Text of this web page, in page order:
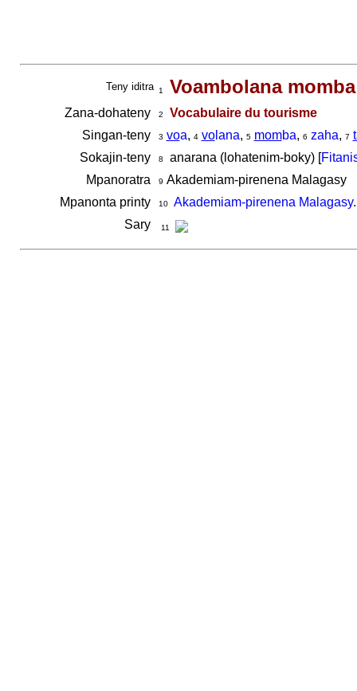
Teny iditra 1 Voambolana
Zana-dohateny 2
Vocabulaire du tourisme
Singan-teny
3 voa, 4 volana, 5 momba, 6 zaha, 7
Sokajin-teny
8 anarana (lohatenim-boky) [
Mpanoratra
9 Akademiam-pirenena Malagasy
Mpanonta printy
10 Akademiam-pirenena Malagasy
Sary
11